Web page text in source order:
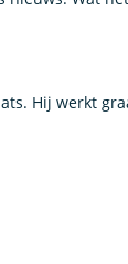
Hij werkt